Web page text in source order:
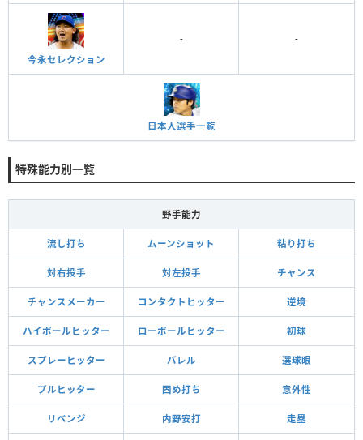
今永セレクション
- -
日本人選手一覧
特殊能力別一覧
野手能力
流し打ち ムーンショット 粘り打ち
対右投手 対左投手 チャンス
チャンスメーカー コンタクトヒッター 逆境
ハイボールヒッター ローボールヒッター 初球
スプレーヒッター バレル 選球眼
プルヒッター 固め打ち 意外性
リベンジ 内野安打 走塁